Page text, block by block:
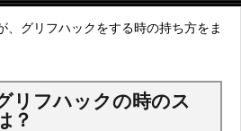
、グリフハックをする時の持ち方をま
リフハックの時のス
？